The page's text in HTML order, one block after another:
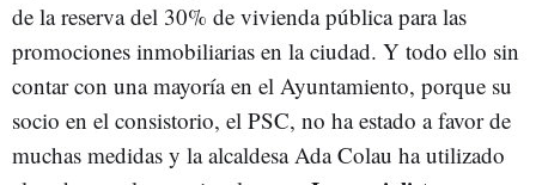
de la reserva del 30% de vivienda pública para las
promociones inmobiliarias en la ciudad. Y todo ello sin
contar con una mayoría en el Ayuntamiento, porque su
socio en el consistorio, el PSC, no ha estado a favor de
muchas medidas y la alcaldesa Ada Colau ha utilizado